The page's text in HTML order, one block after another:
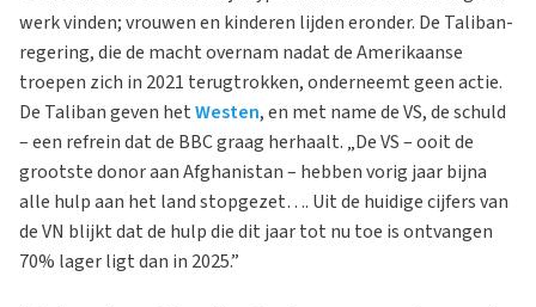
werk vinden; vrouwen en kinderen lijden eronder. De Taliban-
regering, die de macht overnam nadat de Amerikaanse
troepen zich in 2021 terugtrokken, onderneemt geen actie.
De Taliban geven hetWesten, en met name de VS, de schuld
– een refrein dat de BBC graag herhaalt. „De VS – ooit de
grootste donor aan Afghanistan – hebben vorig jaar bijna
alle hulp aan het land stopgezet…. Uit de huidige cijfers van
de VN blijkt dat de hulp die dit jaar tot nu toe is ontvangen
70% lager ligt dan in 2025.”